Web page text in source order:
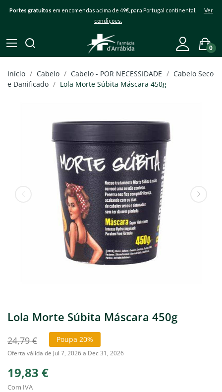
Portes gratuitos em encomendas acima de 49€, para Portugal continental. Ver
condições.
0
Início Cabelo Cabelo - POR NECESSIDADE
Cabelo Seco
e Danificado
Lola Morte Súbita Máscara 450g
Lola Morte Súbita Máscara 450g
24,79 € Poupa 20%
Oferta válida de Jul 7, 2026 a Dec 31, 2026
19,83 €
Com IVA